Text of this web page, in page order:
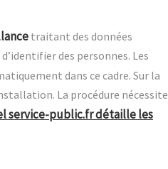
traitant des données
des personnes. Les
dans ce cadre. Sur la
La procédure nécessite
service-public.fr détaille les